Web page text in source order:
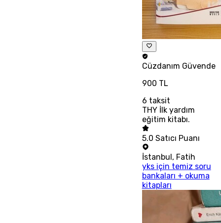
Cüzdanım Güvende
900 TL
6 taksit
THY İlk yardım
eğitim kitabı.
5.0 Satıcı Puanı
İstanbul, Fatih
yks için temiz soru
bankaları + okuma
kitapları